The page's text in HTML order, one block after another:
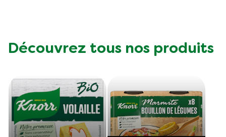
Découvrez tous nos produits